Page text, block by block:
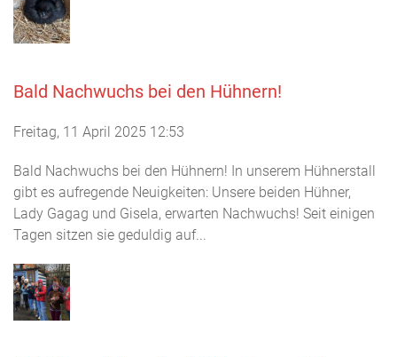
Bald Nachwuchs bei den Hühnern!
Freitag, 11 April 2025 12:53
Bald Nachwuchs bei den Hühnern! In unserem Hühnerstall
gibt es aufregende Neuigkeiten: Unsere beiden Hühner,
Lady Gagag und Gisela, erwarten Nachwuchs! Seit einigen
Tagen sitzen sie geduldig auf...